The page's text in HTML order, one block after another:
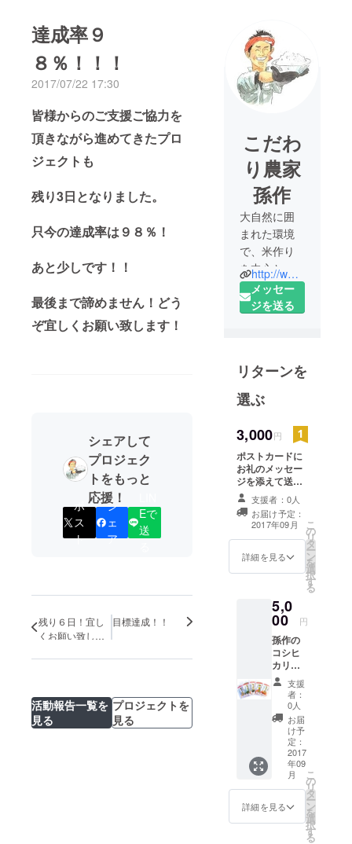
達成率９
８％！！！
2017/07/22 17:30
皆様からのご支援ご協力を
頂きながら進めてきたプロ
ジェクトも
残り3日となりました。
只今の達成率は９８％！
あと少しです！！
最後まで諦めません！どう
ぞ宜しくお願い致します！
シェアして
プロジェク
トをもっと
応援！
ポ
ス
ト
シ
ェ
ア
Eで
送
残り６日！宜し
くお願い致しま
目標達成！！
活動報告一覧を
見る
プロジェクトを
見る
こだわ
り農家
孫作
大自然に囲
まれた環境
で、米作り
を中心とし
た農業を営
んでおりま
を原料にし
た加工品の
製造販売も
行っており
ます。
”美味しいお
米で食卓に
笑顔をもた
らしたい”と
いう想いで
活動してい
ます。
http://www.magosaku.com
メッセー
ジを送る
リターンを
選ぶ
3,000円
ポストカードに
お礼のメッセー
ジを添えて送り
ます。支援者：0人
お届け予定：
2017年09月
詳細を見る
こ
の
リ
タ
ー
ン
を
選
択
す
る
5,0
00 円
孫作の
コシヒ
カリで
作った
米麺で
す。 丸
麺、平
麺、ち
ぢれ麺
など各
種そろ
えてい
ます。
支援
者：
0人
お届
け予
定：
2017
年09
月
詳細を見る
こ
の
リ
タ
ー
ン
を
選
択
す
る